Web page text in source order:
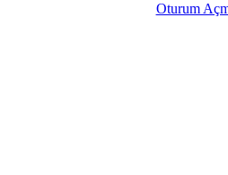
Oturum
Bu Öykü
BİR HİKAYE